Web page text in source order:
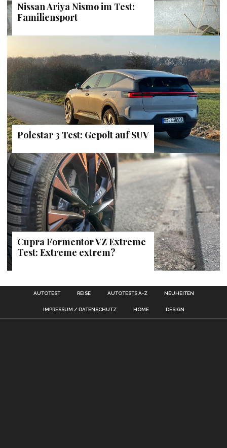
Nissan Ariya Nismo im Test:
Familiensport
Polestar 3 Test: Gepolt auf SUV
Cupra Formentor VZ Extreme
Test: Extreme extrem?
AUTOTEST REISE AUTOTESTS A-Z NEUHEITEN
IMPRESSUM / DATENSCHUTZ HOME DESIGN